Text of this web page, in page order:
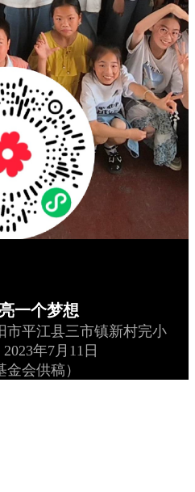
一个梦想
市平江县三市镇新村完小
年7月11日
金会供稿）